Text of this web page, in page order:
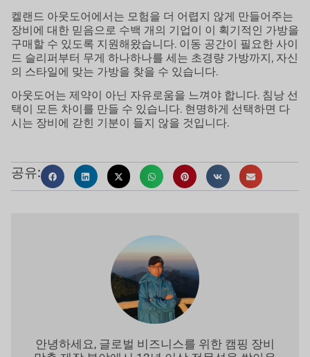
켈랜드 아웃도어에서는 모험을 더 어렵지 않게 만들어주는
장비에 대한 믿음으로 수백 개의 기업이 이 획기적인 가방을
구매할 수 있도록 지원해왔습니다. 이동 공간이 필요한 사이
드 슬리퍼부터 무게 하나하나를 세는 초경량 가방까지, 자신
의 스타일에 맞는 가방을 찾을 수 있습니다.
아웃도어는 제약이 아닌 자유로움을 느껴야 합니다. 침낭 선
택이 모든 차이를 만들 수 있습니다. 현명하게 선택하면 다
시는 장비에 갇힌 기분이 들지 않을 것입니다.
공유:
안녕하세요, 글로벌 비즈니스를 위한 캠핑 장비